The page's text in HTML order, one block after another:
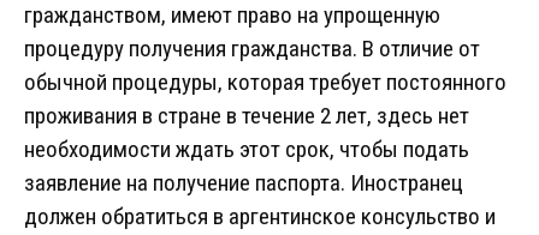
гражданством, имеют право на упрощенную
процедуру получения гражданства. В отличие от
обычной процедуры, которая требует постоянного
проживания в стране в течение 2 лет, здесь нет
необходимости ждать этот срок, чтобы подать
заявление на получение паспорта. Иностранец
должен обратиться в аргентинское консульство и